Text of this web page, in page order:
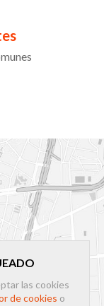
las cookies
de cookies o